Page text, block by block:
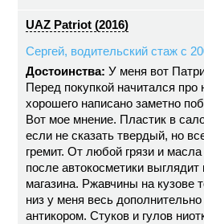
UAZ Patriot (2016)
Сергей, водительский стаж с
Достоинства: У меня вот
Перед покупкой начитался про
хорошего написано заметно
Вот мое мнение. Пластик в
если не сказать твердый, но
гремит. От любой грязи и
после автокосметики выглядит
магазина. Ржавчины на кузове
низ у меня весь
антикором. Стуков и гулов